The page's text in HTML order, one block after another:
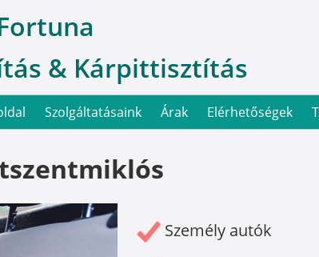
& Kárpittisztítás
Szolgáltatásaink Árak Elérhetőségek
Személy autók